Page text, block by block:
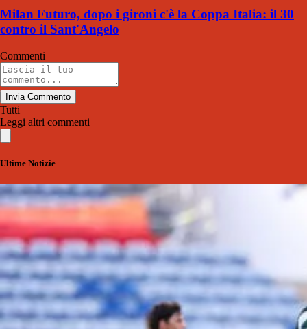
Milan Futuro, dopo i gironi c'è la Coppa Italia: il 30
contro il Sant'Angelo
Commenti
Invia Commento
Tutti
Leggi altri commenti
Ultime Notizie